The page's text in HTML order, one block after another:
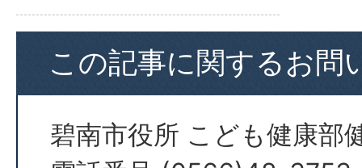
この記事に関するお問
碧南市役所 こども健康部